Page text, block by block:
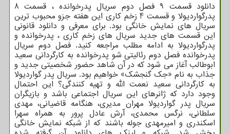
دانلود قسمت 9 فصل دوم سریال پدرخوانده ، قسمت 8
پدرگواردیولا و قسمت 4 زخم کاری این هفته جزو محبوب ترین
سریال های نمایش خانگی بود. برای معرفی و دانلود قانونی
این قسمت های جدید سریال های زخم کاری ، پدرخوانده و
پدرگواردیولا به ادامه مطلب مراجعه کنید. فصل دوم سریال
پدرخوانده فصل دوم رئالیتی شو پدرخوانده به کارگردانی سعید
ابوطالب آغاز می شود که در آن شاهد حضور شخصیتی جدید و
جذاب به نام «جک گنجشک» خواهیم بود. سریال پدر گواردیولا
به کارگردانی سعید نعمت الله و تهیه کنندگی؟ این احتمال
وجود دارد که ژانرهای این سریال اجتماعی باشد و بازیگران
سریال پدر گواردیولا مهران مدیری، هنگامه قاضیانی، مهدی
سلطانی، نرگس محمدی، آرش عادل پرور به همراه سهرا
اسکندری و امیرمهدی جوله باشند که از شبکه نمایش خانگی